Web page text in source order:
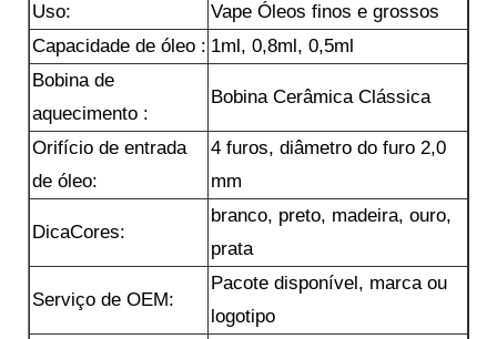
Uso:
Vape Óleos finos e grossos
Capacidade de óleo : 1ml, 0,8ml, 0,5ml
Bobina de
aquecimento :
Bobina Cerâmica Clássica
Orifício de entrada
de óleo:
4 furos, diâmetro do furo 2,0
mm
DicaCores:
branco, preto, madeira, ouro,
prata
Serviço de OEM:
Pacote disponível, marca ou
logotipo